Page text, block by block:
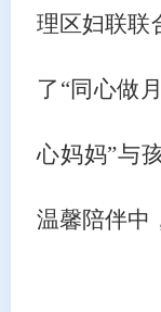
理区妇联联
了“同心做
心妈妈”与
温馨陪伴中